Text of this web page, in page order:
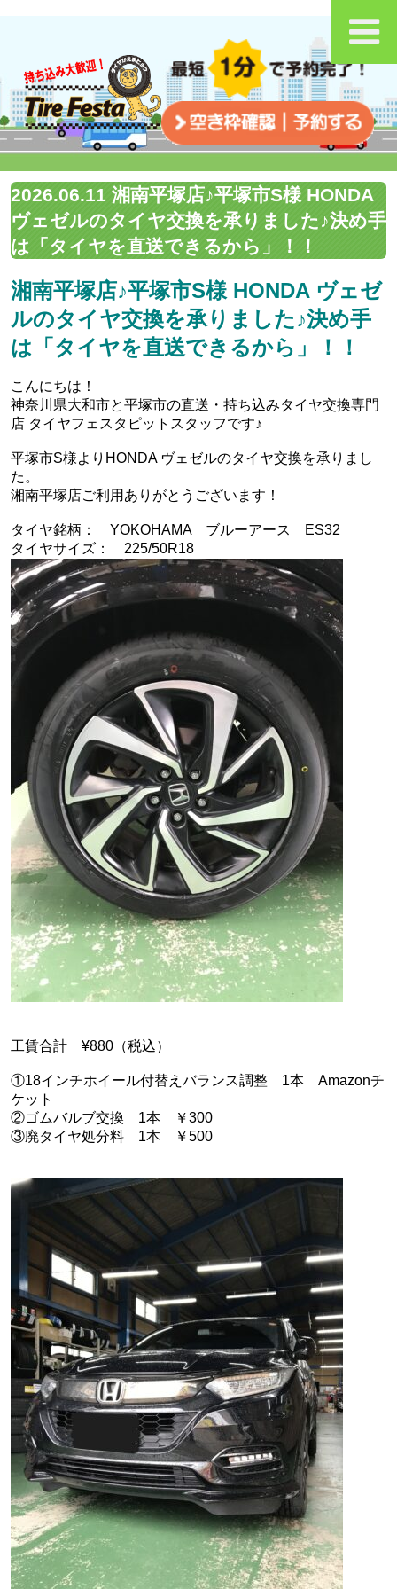
2026.06.11 湘南平塚店♪平塚市S様 HONDA
ヴェゼルのタイヤ交換を承りました♪決め手
は「タイヤを直送できるから」！！
湘南平塚店♪平塚市S様 HONDA ヴェゼ
ルのタイヤ交換を承りました♪決め手
は「タイヤを直送できるから」！！
こんにちは！
神奈川県大和市と平塚市の直送・‪‎持ち込みタイヤ交換専門
店‬ タイヤフェスタピットスタッフです♪
平塚市S様よりHONDA ヴェゼルのタイヤ交換を承りまし
た。
湘南平塚店ご利用ありがとうございます！
タイヤ銘柄： YOKOHAMA ブルーアース ES32
タイヤサイズ： 225/50R18
工賃合計 ¥880（税込）
①18インチホイール付替えバランス調整 1本 Amazonチ
ケット
②ゴムバルブ交換 1本 ￥300
③廃タイヤ処分料 1本 ￥500